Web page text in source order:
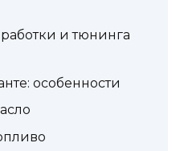
и тюнинга
особенности